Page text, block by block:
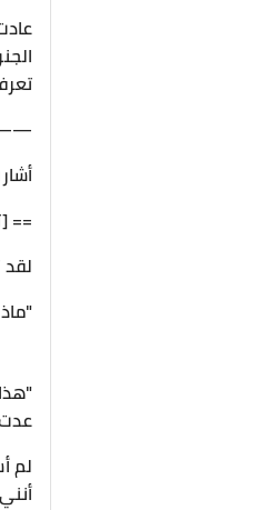
==
لم